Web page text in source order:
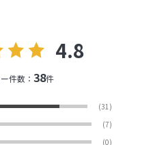
4.8
件数： 38件
(31)
(7)
(0)